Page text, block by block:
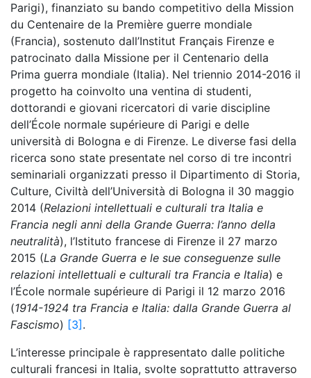
Parigi), finanziato su bando competitivo della Mission
du Centenaire de la Première guerre mondiale
(Francia), sostenuto dall’Institut Français Firenze e
patrocinato dalla Missione per il Centenario della
Prima guerra mondiale (Italia). Nel triennio 2014-2016 il
progetto ha coinvolto una ventina di studenti,
dottorandi e giovani ricercatori di varie discipline
dell’École normale supérieure di Parigi e delle
università di Bologna e di Firenze. Le diverse fasi della
ricerca sono state presentate nel corso di tre incontri
seminariali organizzati presso il Dipartimento di Storia,
Culture, Civiltà dell’Università di Bologna il 30 maggio
2014 (Relazioni intellettuali e culturali tra Italia e
Francia negli anni della Grande Guerra: l’anno della
neutralità), l’Istituto francese di Firenze il 27 marzo
2015 (La Grande Guerra e le sue conseguenze sulle
relazioni intellettuali e culturali tra Francia e Italia) e
l’École normale supérieure di Parigi il 12 marzo 2016
(1914-1924 tra Francia e Italia: dalla Grande Guerra al
Fascismo) [3] .
L’interesse principale è rappresentato dalle politiche
culturali francesi in Italia, svolte soprattutto attraverso